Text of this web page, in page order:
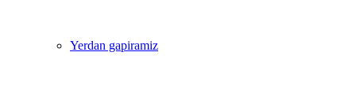
Yerdan gapiramiz